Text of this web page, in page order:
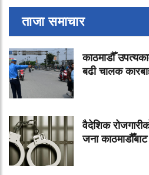
ताजा समाचार
काठमाडौँ
बढी चालक
वैदेशिक
जना